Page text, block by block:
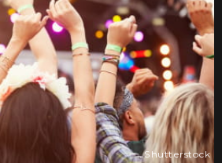
Shutterstock